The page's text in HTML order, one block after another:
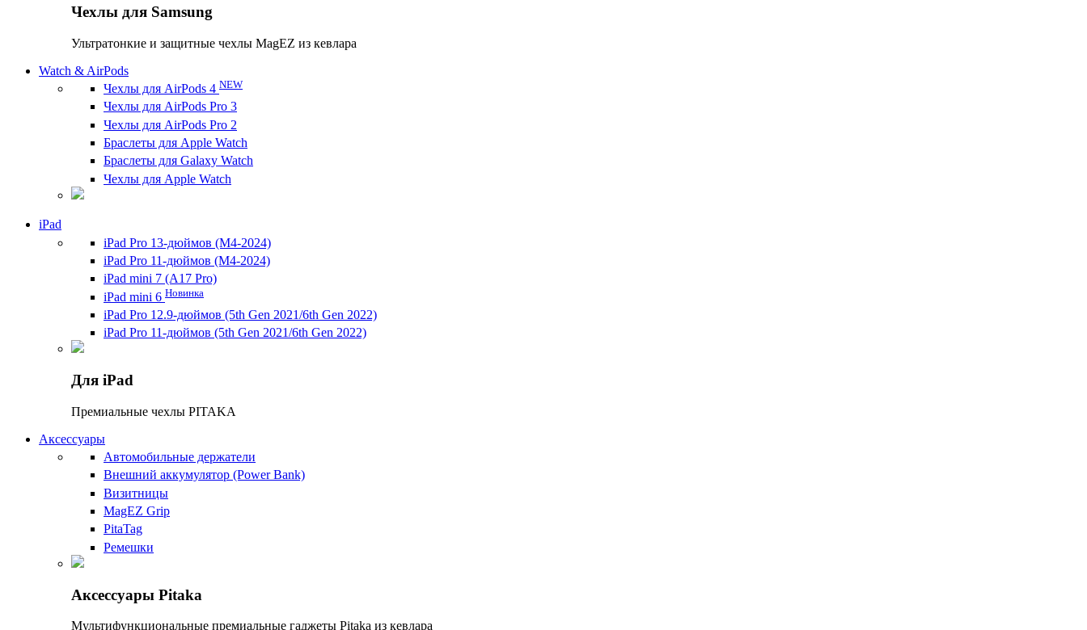
Чехлы для Samsung
Ультратонкие и защитные чехлы MagEZ из кевлара
Watch & AirPods
Чехлы для AirPods 4 NEW
Чехлы для AirPods Pro 3
Чехлы для AirPods Pro 2
Браслеты для Apple Watch
Браслеты для Galaxy Watch
Чехлы для Apple Watch
iPad
iPad Pro 13-дюймов (M4-2024)
iPad Pro 11-дюймов (M4-2024)
iPad mini 7 (A17 Pro)
iPad mini 6 Новинка
iPad Pro 12.9-дюймов (5th Gen 2021/6th Gen 2022)
iPad Pro 11-дюймов (5th Gen 2021/6th Gen 2022)
Для iPad
Премиальные чехлы PITAKA
Аксессуары
Автомобильные держатели
Внешний аккумулятор (Power Bank)
Визитницы
MagEZ Grip
PitaTag
Ремешки
Аксессуары Pitaka
Мультифункциональные премиальные гаджеты Pitaka из кевлара